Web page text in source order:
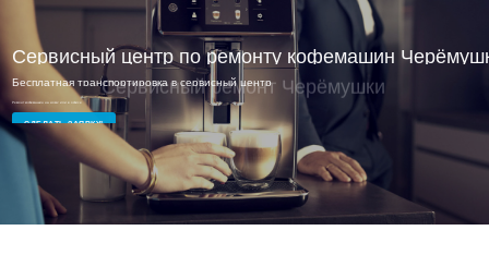
Сервисный ремонт Черёмушки
Опытные мастера и доступные цены